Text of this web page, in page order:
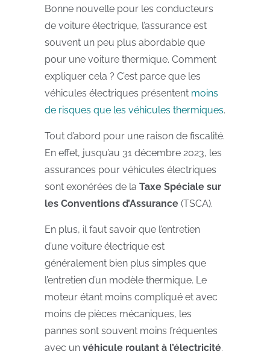
Bonne nouvelle pour les conducteurs
de voiture électrique, l’assurance est
souvent un peu plus abordable que
pour une voiture thermique. Comment
expliquer cela ? C’est parce que les
véhicules électriques présentent moins
de risques que les véhicules thermiques.
Tout d’abord pour une raison de fiscalité.
En effet, jusqu’au 31 décembre 2023, les
assurances pour véhicules électriques
sont exonérées de la Taxe Spéciale sur
les Conventions d’Assurance (TSCA).
En plus, il faut savoir que l’entretien
d’une voiture électrique est
généralement bien plus simples que
l’entretien d’un modèle thermique. Le
moteur étant moins compliqué et avec
moins de pièces mécaniques, les
pannes sont souvent moins fréquentes
avec un véhicule roulant à l’électricité.